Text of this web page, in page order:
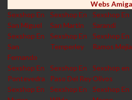
Webs
Sexshop En
San Miguel
Sexshop En
San Martin
Sexshop En
Sarandi
Sexshop En
San
Fernando
Sexshop En
Temperley
Sexshop En
Ramos Mejia
Sexshop En
Pontevedra
Sexshop En
Paso Del Rey
Sexshop en
Olivos
Sexshop En
Sexshop En
Sexshop En